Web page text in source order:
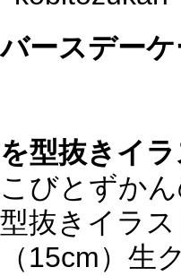
バースデー
を型抜きイ
こびとずか
型抜きイラ
（15cm）